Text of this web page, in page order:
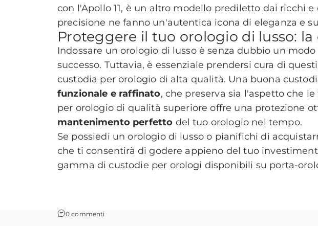
con l'Apollo 11, è un altro modello prediletto dai ricchi
precisione ne fanno un'autentica icona di eleganza e
Proteggere il tuo orologio di lusso:
Indossare un orologio di lusso è senza dubbio un
successo. Tuttavia, è essenziale prendersi cura di
custodia per orologio di alta qualità. Una buona
funzionale e raffinato, che preserva sia l'aspetto che
per orologio di qualità superiore offre una protezione
mantenimento perfetto del tuo orologio nel tempo.
Se possiedi un orologio di lusso o pianifichi di
che ti consentirà di godere appieno del tuo
gamma di custodie per orologi disponibili su porta-
0 commenti